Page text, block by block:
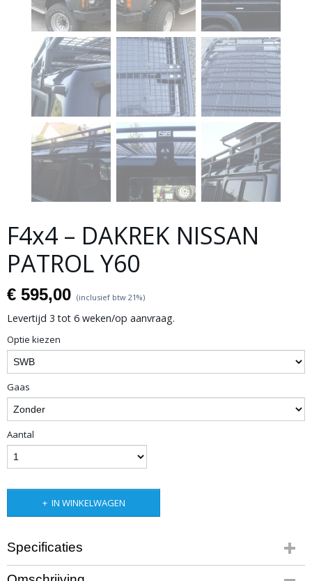
F4x4 – DAKREK NISSAN
PATROL Y60
€ 595,00 (inclusief btw 21%)
Levertijd 3 tot 6 weken/op aanvraag.
Optie kiezen
Gaas
Aantal
IN WINKELWAGEN
Specificaties
Productcode leverancier